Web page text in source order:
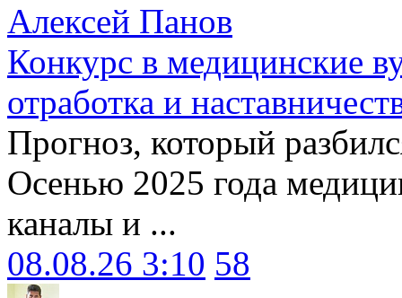
Алексей Панов
Конкурс в медицинские
отработка и
Прогноз, который
Осенью 2025 года
каналы и ...
08.08.26 3:10 58